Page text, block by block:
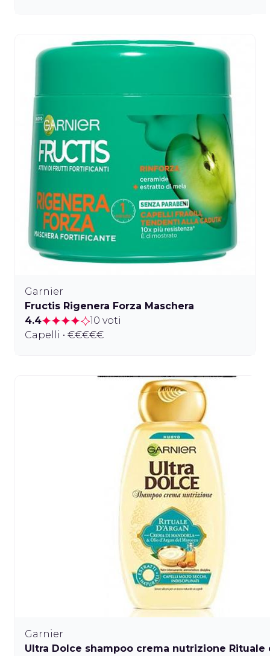
Garnier
Fructis Rigenera Forza Maschera
4.4
10 voti
Capelli • €€€€€
Garnier
Ultra Dolce shampoo crema nutrizione Rituale